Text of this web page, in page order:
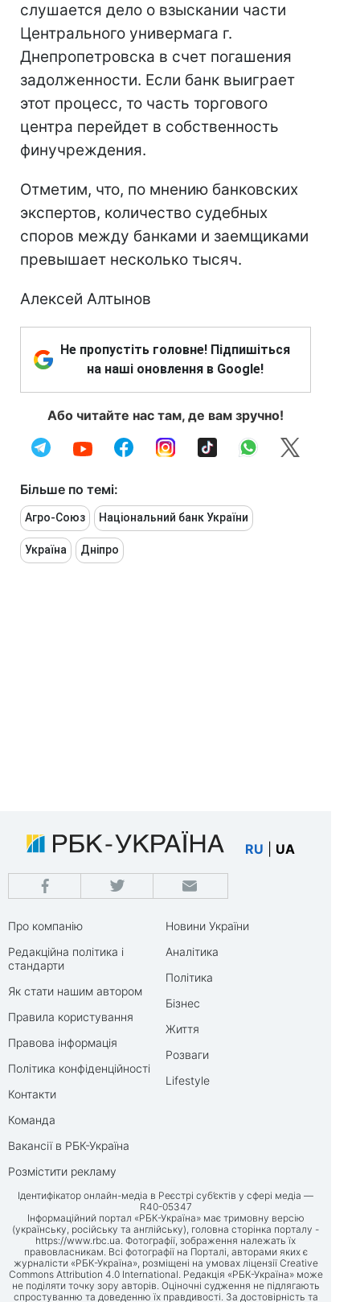
слушается дело о взыскании части
Центрального универмага г.
Днепропетровска в счет погашения
задолженности. Если банк выиграет
этот процесс, то часть торгового
центра перейдет в собственность
финучреждения.
Отметим, что, по мнению банковских
экспертов, количество судебных
споров между банками и заемщиками
превышает несколько тысяч.
Алексей Алтынов
Не пропустіть головне! Підпишіться
на наші оновлення в Google!
Або читайте нас там, де вам зручно!
Більше по темі:
Агро-Союз Національний банк України
Україна Дніпро
RU UA
Про компанію
Редакційна політика і
стандарти
Як стати нашим автором
Правила користування
Правова інформація
Політика конфіденційності
Контакти
Команда
Вакансії в РБК-Україна
Розмістити рекламу
Новини України
Аналітика
Політика
Бізнес
Життя
Розваги
Lifestyle
Ідентифікатор онлайн-медіа в Реєстрі суб’єктів у сфері медіа —
R40-05347
Інформаційний портал «РБК-Україна» має тримовну версію
(українську, російську та англійську), головна сторінка порталу -
https://www.rbc.ua. Фотографії, зображення належать їх
правовласникам. Всі фотографії на Порталі, авторами яких є
журналісти «РБК-Україна», розміщені на умовах ліцензії Creative
Commons Attribution 4.0 International. Редакція «РБК-Україна» може
не поділяти точку зору авторів. Оціночні судження не підлягають
спростуванню та доведенню їх правдивості. За достовірність та